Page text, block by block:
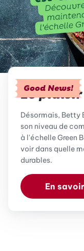
Good News!
Le
Désormais, Betty
son niveau de
à l'échelle Green
voir dans quelle
durables.
En